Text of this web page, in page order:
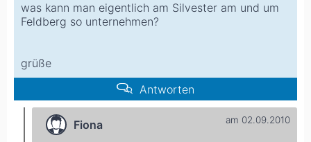
was kann man eigentlich am Silvester am und um
Feldberg so unternehmen?
grüße
Antworten
Fiona am 02.09.2010